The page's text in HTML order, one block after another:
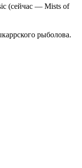
(сейчас — Mists of
рыболова.